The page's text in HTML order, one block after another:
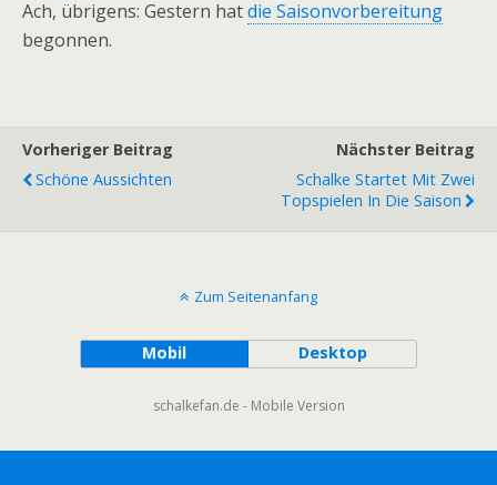
Ach, übrigens: Gestern hatdie Saisonvorbereitung
begonnen.
Vorheriger Beitrag
Schöne Aussichten
Nächster Beitrag
Schalke Startet Mit Zwei
Topspielen In Die Saison
Zum Seitenanfang
Mobil Desktop
schalkefan.de - Mobile Version